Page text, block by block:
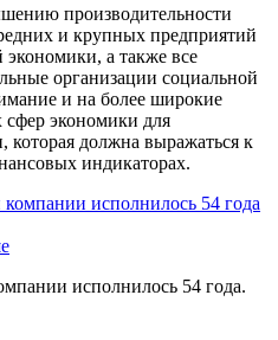
производительности
и крупных предприятий
экономики, а также все
организации социальной
и на более широкие
сфер экономики для
должна выражаться к
индикаторах.
исполнилось 54 года.